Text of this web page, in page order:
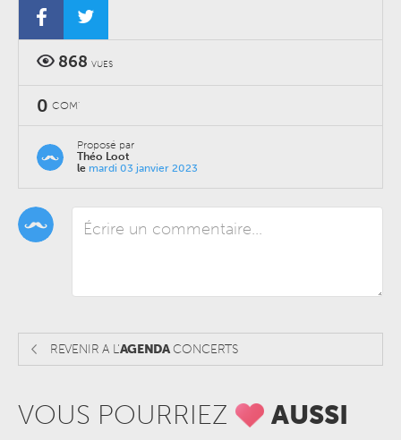
868 VUES
0 COM'
Proposé par
Théo Loot
le mardi 03 janvier 2023
REVENIR A L'AGENDACONCERTS
VOUS POURRIEZ AUSSI